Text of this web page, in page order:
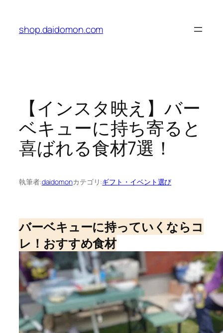
shop.daidomon.com
【インスタ映え】バー
ベキューに持ち寄ると
喜ばれる食材7選！
執筆者:daidomonカテゴリ:ギフト・イベント選び
バーベキューに持っていくならコ
レ！おすすめ食材